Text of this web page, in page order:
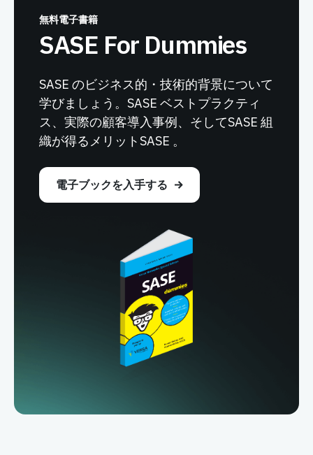
無料電子書籍
SASE For Dummies
SASE のビジネス的・技術的背景について
学びましょう。SASE ベストプラクティ
ス、実際の顧客導入事例、そしてSASE 組
織が得るメリットSASE 。
電子ブックを入手する